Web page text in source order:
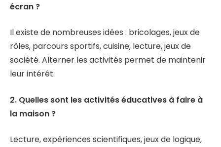
écran ?
Il existe de nombreuses idées : bricolages, jeux de
rôles, parcours sportifs, cuisine, lecture, jeux de
société. Alterner les activités permet de maintenir
leur intérêt.
2. Quelles sont les activités éducatives à faire à
la maison ?
Lecture, expériences scientifiques, jeux de logique,